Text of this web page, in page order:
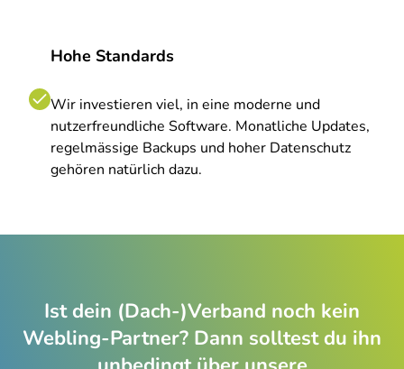
Hohe Standards
Wir investieren viel, in eine moderne und
nutzerfreundliche Software. Monatliche Updates,
regelmässige Backups und hoher Datenschutz
gehören natürlich dazu.
Ist dein (Dach-)Verband noch kein
Webling-Partner? Dann solltest du ihn